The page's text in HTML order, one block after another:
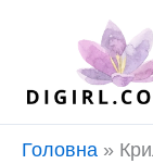
Головна »